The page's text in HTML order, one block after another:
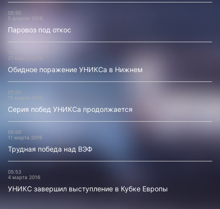
05:50
5 апреля 2016
Паровоз под откос
21 марта 2016
Обидное поражение УНИКСа в Нижнем
07:00
15 марта 2016
Серия побед УНИКСа продолжается
05:00
11 марта 2016
Трудная победа над ВЭФ
05:53
4 марта 2016
УНИКС завершил выступление в Кубке Европы